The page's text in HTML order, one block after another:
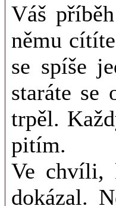
Váš
němu
se spíše
staráte
trpěl.
pitím.
Ve chvíli,
dokázal.